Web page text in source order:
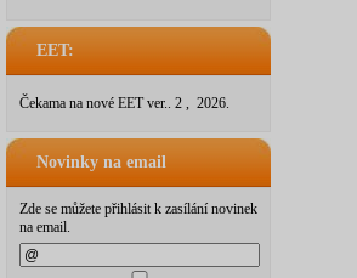
EET:
Čekama na nové EET ver.. 2 , 2026.
Novinky na email
Zde se můžete přihlásit k zasílání novinek
na email.